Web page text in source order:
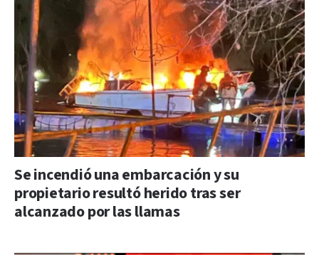
Se incendió una embarcación y su
propietario resultó herido tras ser
alcanzado por las llamas